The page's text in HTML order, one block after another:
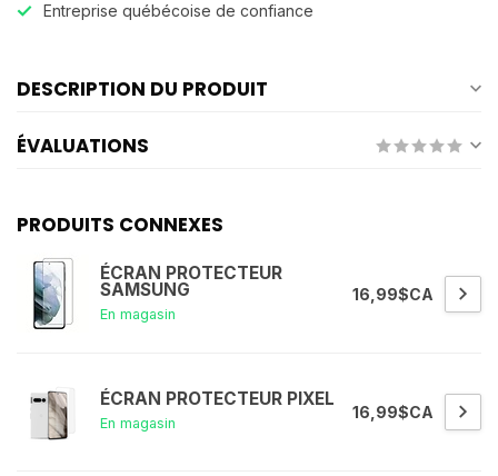
Entreprise québécoise de confiance
DESCRIPTION DU PRODUIT
ÉVALUATIONS
PRODUITS CONNEXES
ÉCRAN PROTECTEUR
SAMSUNG
En magasin
16,99$CA
ÉCRAN PROTECTEUR PIXEL
En magasin
16,99$CA